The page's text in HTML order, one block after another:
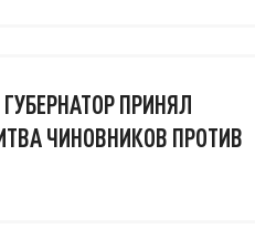
ПРИНЯЛ
ЧИНОВНИКОВ ПРОТИВ